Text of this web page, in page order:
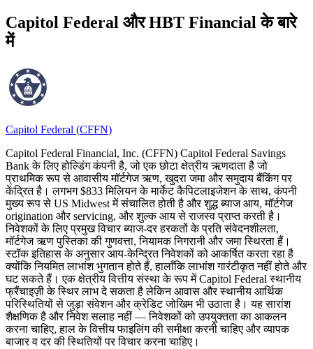
Capitol Federal और HBT Financial के बारे
में
Capitol Federal (CFFN)
Capitol Federal Financial, Inc. (CFFN) Capitol Federal Savings
Bank के लिए होल्डिंग कंपनी है, जो एक छोटा क्षेत्रीय ऋणदाता है जो
प्राथमिक रूप से आवासीय मॉर्टगेज ऋण, खुदरा जमा और समुदाय बैंकिंग पर
केंद्रित है। लगभग $833 मिलियन के मार्केट कैपिटलाइजेशन के साथ, कंपनी
मुख्य रूप से US Midwest में संचालित होती है और शुद्ध ब्याज आय, मॉर्टगेज
origination और servicing, और शुल्क आय से राजस्व प्राप्त करती है।
निवेशकों के लिए प्रमुख विचार ब्याज-दर हरकतों के प्रति संवेदनशीलता,
मॉर्टगेज ऋण पुस्तिका की गुणवत्ता, नियामक निगरानी और जमा स्थिरता हैं।
स्टॉक इतिहास के अनुसार आय-केन्द्रित निवेशकों को आकर्षित करता रहा है
क्योंकि नियमित लाभांश भुगतान होते हैं, हालाँकि लाभांश गारंटीकृत नहीं होते और
घट सकते हैं। एक क्षेत्रीय वित्तीय संस्था के रूप में Capitol Federal स्थानीय
फ्रैंचाइज़ी के स्थिर लाभ दे सकता है लेकिन आवास और स्थानीय आर्थिक
परिस्थितियों से जुड़ा संवेशन और क्रेडिट जोखिम भी उठाता है। यह सारांश
शैक्षणिक है और निवेश सलाह नहीं — निवेशकों को उपयुक्तता का आकलन
करना चाहिए, हाल के वित्तीय फाइलिंग की समीक्षा करनी चाहिए और व्यापक
बाजार व दर की स्थितियों पर विचार करना चाहिए।